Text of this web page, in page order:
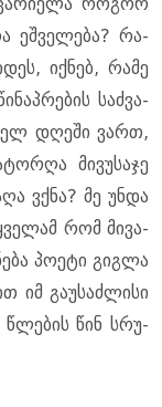
ეშ­ვე­ლე­ბა? რა­
იქ­ნებ, რამე
საძ­ვა­
დღე­ში ვართ,
მი­ვუ­სა­ჯე
ვქნა? მე უნდა
რომ მი­ვა­
პო­ე­ტი გიგ­ლა
იმ გა­უ­საძ­ლი­სი
წინ სრუ­